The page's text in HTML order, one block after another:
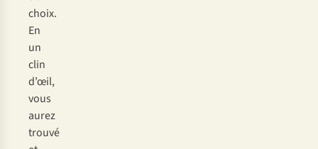
choix.
En
un
clin
d’œil,
vous
aurez
trouvé